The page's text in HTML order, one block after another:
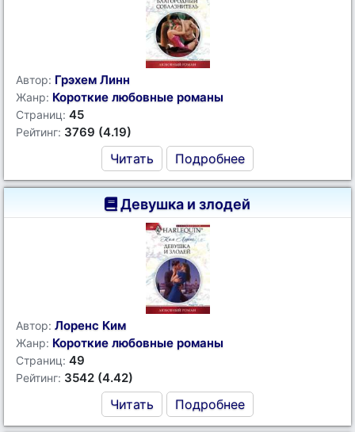
Автор: Грэхем Линн
Жанр: Короткие любовные романы
Страниц: 45
Рейтинг: 3769 (4.19)
Читать Подробнее
Девушка и злодей
Автор: Лоренс Ким
Жанр: Короткие любовные романы
Страниц: 49
Рейтинг: 3542 (4.42)
Читать Подробнее